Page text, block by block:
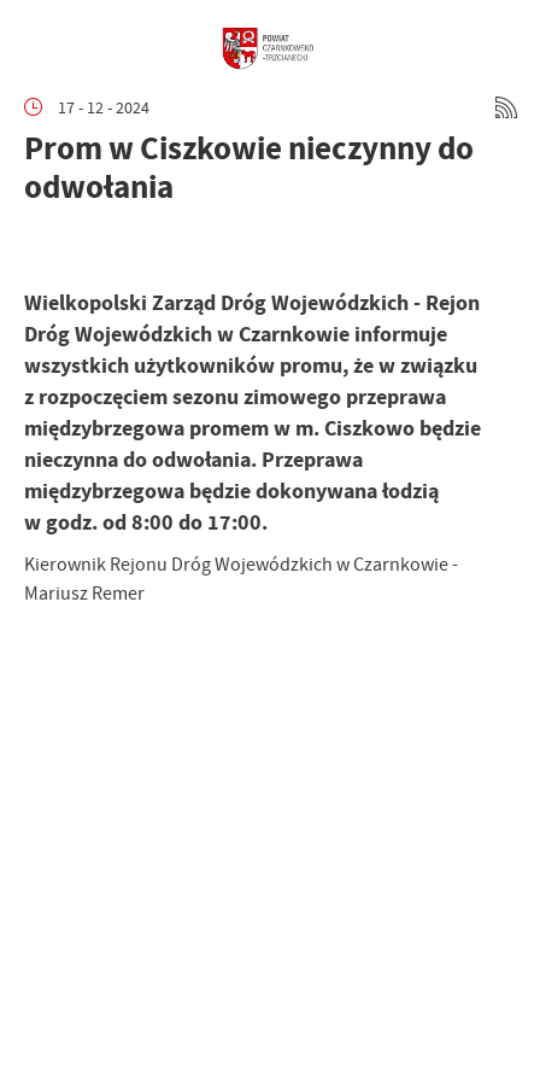
17 - 12 - 2024
Prom w Ciszkowie nieczynny do
odwołania
Wielkopolski Zarząd Dróg Wojewódzkich - Rejon
Dróg Wojewódzkich w Czarnkowie informuje
wszystkich użytkowników promu, że w związku
z rozpoczęciem sezonu zimowego przeprawa
międzybrzegowa promem w m. Ciszkowo będzie
nieczynna do odwołania. Przeprawa
międzybrzegowa będzie dokonywana łodzią
w godz. od 8:00 do 17:00.
Kierownik Rejonu Dróg Wojewódzkich w Czarnkowie -
Mariusz Remer